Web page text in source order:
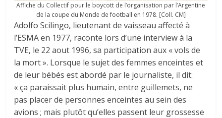
Affiche du Collectif pour le boycott de l’organisation par l’Argentine
de la coupe du Monde de football en 1978. [Coll. CM]
Adolfo Scilingo, lieutenant de vaisseau affecté à
l’ESMA en 1977, raconte lors d’une interview à la
TVE, le 22 aout 1996, sa participation aux « vols de
la mort ». Lorsque le sujet des femmes enceintes et
de leur bébés est abordé par le journaliste, il dit:
« ça paraissait plus humain, entre guillemets, ne
pas placer de personnes enceintes au sein des
avions ; mais plutôt qu’elles passent leur grossesse